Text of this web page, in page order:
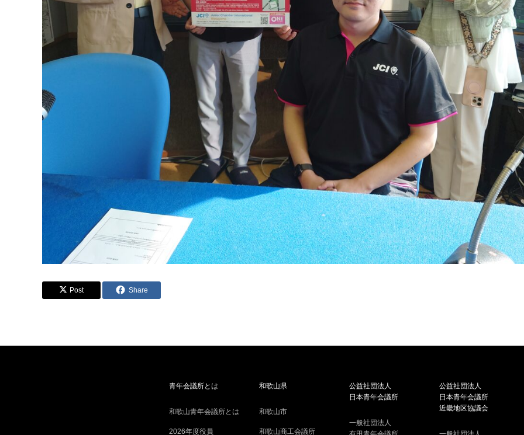
Post Share
青年会議所とは
和歌山青年会議所とは
2026年度役員
和歌山県
和歌山市
和歌山商工会議所
公益社団法人
日本青年会議所
一般社団法人
公益社団法人
日本青年会議所
近畿地区協議会